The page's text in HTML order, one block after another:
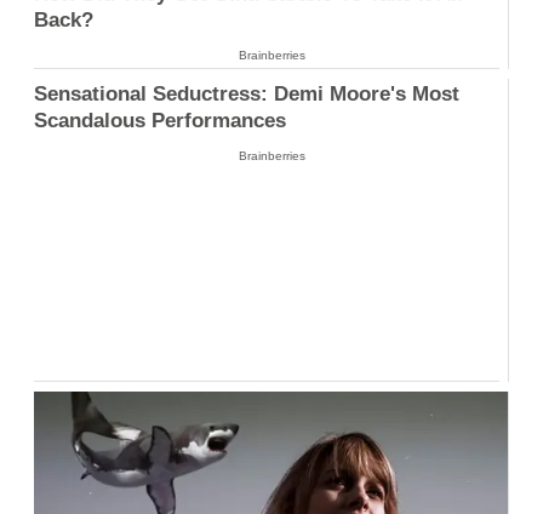
Back?
Brainberries
Sensational Seductress: Demi Moore's Most
Scandalous Performances
Brainberries